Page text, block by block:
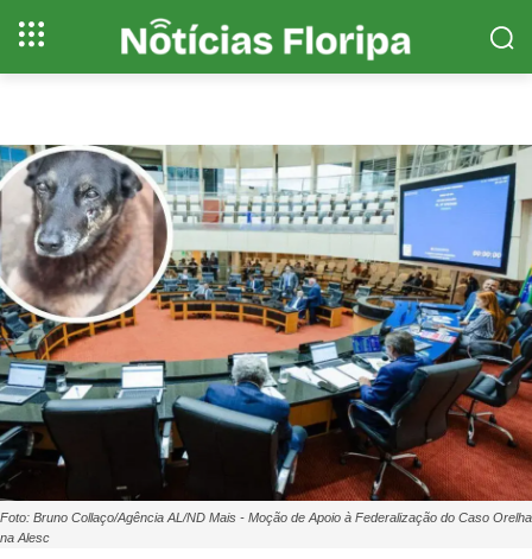
Foto: Bruno Collaço/Agência AL/ND Mais - Moção de Apoio à Federalização do Caso Orelha
na Alesc